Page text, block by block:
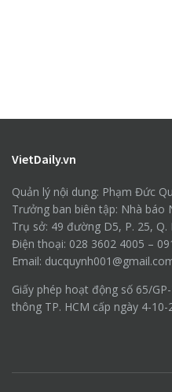
VietDaily.vn
Quản lý nội dung: Phạm Đức
Trưởng ban biên tập: Nhà báo
Trụ sở: 49 đường D5, P. 25, Q.
Điện thoại: 028 3602 4005 –
Email:
Giấy phép hoạt động số 65/
thông TP. HCM cấp ngày 4-10-